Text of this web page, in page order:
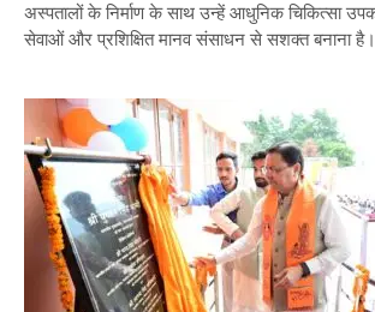
अस्पतालों के निर्माण के साथ उन्हें आधुनिक चिकित्सा
सेवाओं और प्रशिक्षित मानव संसाधन से सशक्त बनाना है।